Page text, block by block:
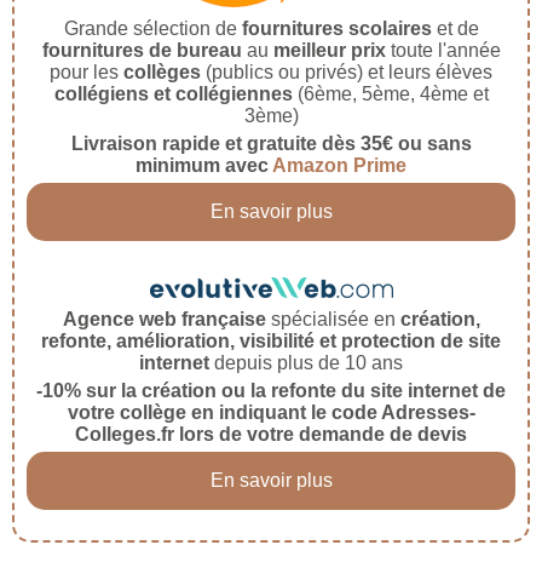
Grande sélection de fournitures scolaireset de
fournitures de bureau au meilleur prixtoute l'année
pour les collèges (publics ou privés) et leurs élèves
collégiens et collégiennes(6ème, 5ème, 4ème et
3ème)
Livraison rapide et gratuite dès 35€ ou sans
minimum avec Amazon Prime
En savoir plus
Agence web françaisespécialisée en création,
refonte, amélioration, visibilité et protection de site
internet depuis plus de 10 ans
-10% sur la création ou la refonte du site internet de
votre collège en indiquant le code Adresses-
Colleges.fr lors de votre demande de devis
En savoir plus